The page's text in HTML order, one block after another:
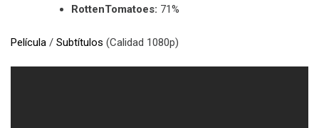
RottenTomatoes: 71%
Película / Subtítulos (Calidad 1080p)